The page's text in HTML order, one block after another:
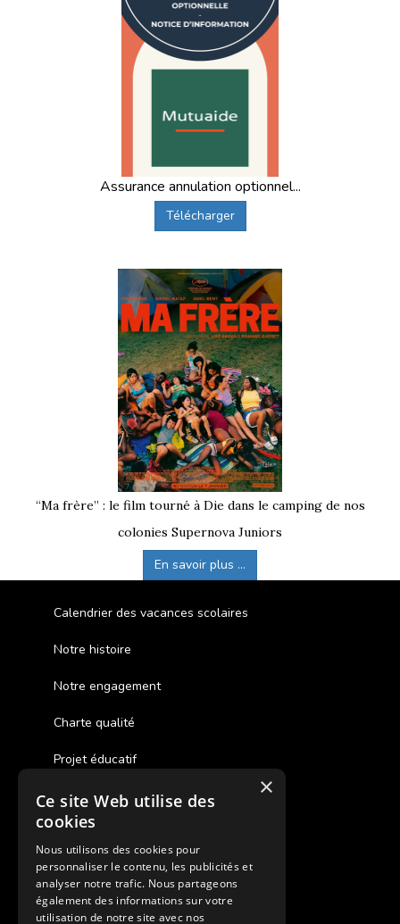
Assurance annulation optionnel...
Télécharger
“Ma frère” : le film tourné à Die dans le camping de nos
colonies Supernova Juniors
En savoir plus ...
Calendrier des vacances scolaires
Notre histoire
Notre engagement
Charte qualité
Projet éducatif
Des colonies de vacances inclusives
Assurances annulations
Aides financières pour partir en colonie
Charte de confidentialité
×
Ce site Web utilise des
cookies
Nous utilisons des cookies pour
personnaliser le contenu, les publicités et
analyser notre trafic. Nous partageons
également des informations sur votre
utilisation de notre site avec nos